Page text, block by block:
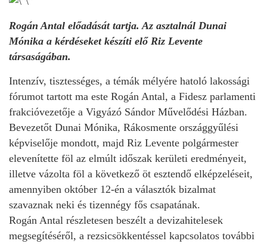
Rogán Antal előadását tartja. Az asztalnál Dunai
Mónika a kérdéseket készíti elő Riz Levente
társaságában.
Intenzív, tisztességes, a témák mélyére hatoló lakossági
fórumot tartott ma este Rogán Antal, a Fidesz parlamenti
frakcióvezetője a Vigyázó Sándor Művelődési Házban.
Bevezetőt Dunai Mónika, Rákosmente országgyűlési
képviselője mondott, majd Riz Levente polgármester
elevenítette föl az elmúlt időszak kerületi eredményeit,
illetve vázolta föl a következő öt esztendő elképzeléseit,
amennyiben október 12-én a választók bizalmat
szavaznak neki és tizennégy fős csapatának.
Rogán Antal részletesen beszélt a devizahitelesek
megsegítéséről, a rezsicsökkentéssel kapcsolatos további